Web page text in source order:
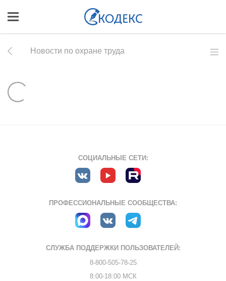
Новости по охране труда
СОЦИАЛЬНЫЕ СЕТИ:
ПРОФЕССИОНАЛЬНЫЕ СООБЩЕСТВА:
СЛУЖБА ПОДДЕРЖКИ ПОЛЬЗОВАТЕЛЕЙ:
8-800-505-78-25
8:00-18:00 МСК